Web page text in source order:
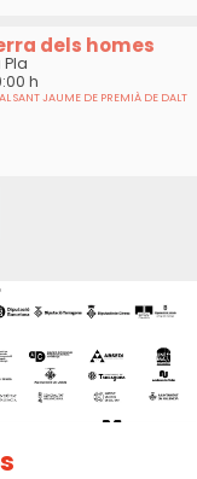
dels homes
h
SANT JAUME DE PREMIÀ DE DALT